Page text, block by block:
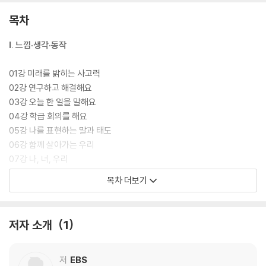
가 자료를 제공한다.
목차
Ⅰ. 느낌·생각·동작
01강 미래를 밝히는 사고력
02강 연구하고 해결해요
03강 오늘 한 일을 말해요
04강 학급 회의를 해요
05강 나를 표현하는 말과 태도
06강 함께 살아가는 우리
07강 나, 너, 우리
01~07강 어휘 굳히기
08강 행복한 사회를 함께 만들어요
10강 실험을 해요
목차 더보기
저자 소개 1
저 EBS